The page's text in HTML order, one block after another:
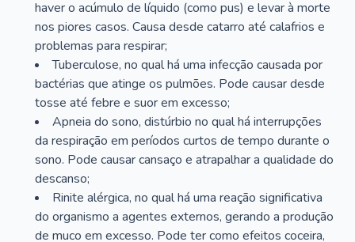
haver o acúmulo de líquido (como pus) e levar à morte
nos piores casos. Causa desde catarro até calafrios e
problemas para respirar;
Tuberculose, no qual há uma infecção causada por
bactérias que atinge os pulmões. Pode causar desde
tosse até febre e suor em excesso;
Apneia do sono, distúrbio no qual há interrupções
da respiração em períodos curtos de tempo durante o
sono. Pode causar cansaço e atrapalhar a qualidade do
descanso;
Rinite alérgica, no qual há uma reação significativa
do organismo a agentes externos, gerando a produção
de muco em excesso. Pode ter como efeitos coceira,